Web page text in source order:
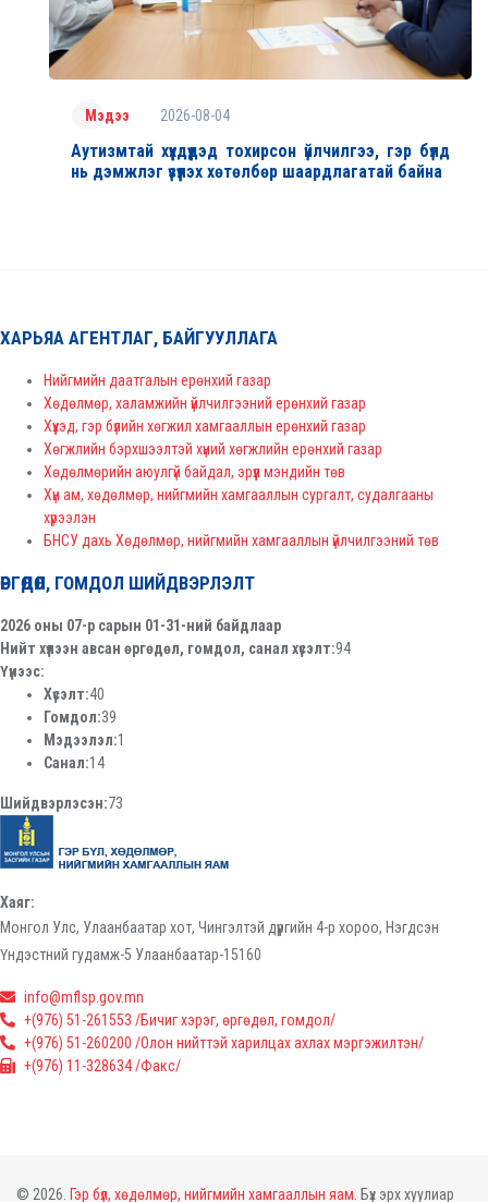
Мэдээ 2026-08-04
Аутизмтай хүүхдүүдэд тохирсон үйлчилгээ, гэр бүлд
нь дэмжлэг үзүүлэх хөтөлбөр шаардлагатай байна
ХАРЬЯА АГЕНТЛАГ, БАЙГУУЛЛАГА
Нийгмийн даатгалын ерөнхий газар
Хөдөлмөр, халамжийн үйлчилгээний ерөнхий газар
Хүүхэд, гэр бүлийн хөгжил хамгааллын ерөнхий газар
Хөгжлийн бэрхшээлтэй хүний хөгжлийн ерөнхий газар
Хөдөлмөрийн аюулгүй байдал, эрүүл мэндийн төв
Хүн ам, хөдөлмөр, нийгмийн хамгааллын сургалт, судалгааны
хүрээлэн
БНСУ дахь Хөдөлмөр, нийгмийн хамгааллын үйлчилгээний төв
ӨРГӨДӨЛ, ГОМДОЛ ШИЙДВЭРЛЭЛТ
2026 оны 07-р сарын 01-31-ний байдлаар
Нийт хүлээн авсан өргөдөл, гомдол, санал хүсэлт:94
Үүнээс:
Хүсэлт:40
Гомдол:39
Мэдээлэл:1
Санал:14
Шийдвэрлэсэн:73
Хаяг:
Монгол Улс, Улаанбаатар хот, Чингэлтэй дүүргийн 4-р хороо, Нэгдсэн
Үндэстний гудамж-5 Улаанбаатар-15160
info@mflsp.gov.mn
+(976) 51-261553 /Бичиг хэрэг, өргөдөл, гомдол/
+(976) 51-260200 /Олон нийттэй харилцах ахлах мэргэжилтэн/
+(976) 11-328634 /Факс/
© 2026. Гэр бүл, хөдөлмөр, нийгмийн хамгааллын яам. Бүх эрх хуулиар